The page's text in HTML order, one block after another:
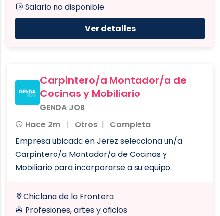
Salario no disponible
Ver detalles
Carpintero/a Montador/a de
Cocinas y Mobiliario
GENDA JOB
Hace 2m
Otros
Completa
Empresa ubicada en Jerez selecciona un/a
Carpintero/a Montador/a de Cocinas y
Mobiliario para incorporarse a su equipo.
Chiclana de la Frontera
Profesiones, artes y oficios